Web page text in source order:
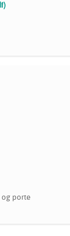
og porte